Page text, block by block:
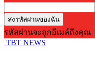
รหัสผ่านจะถูกอีเมล์ถึงคุณ
TBT NEWS